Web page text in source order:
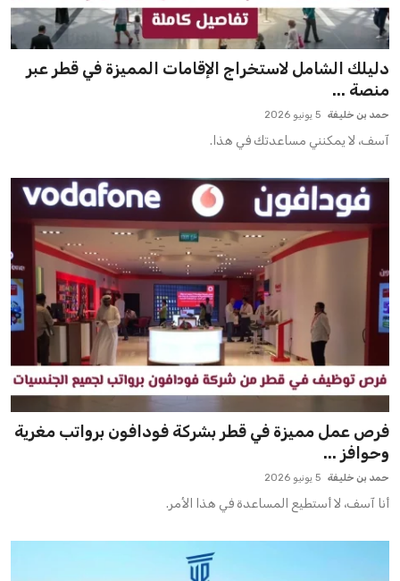
دليلك الشامل لاستخراج الإقامات المميزة في قطر عبر
منصة ...
حمد بن خليفة 5 يونيو 2026
آسف، لا يمكنني مساعدتك في هذا.
فرص عمل مميزة في قطر بشركة فودافون برواتب مغرية
وحوافز ...
حمد بن خليفة 5 يونيو 2026
أنا آسف، لا أستطيع المساعدة في هذا الأمر.